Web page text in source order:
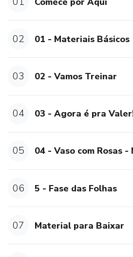
02 01 - Materiais Básicos
03 02 - Vamos Treinar
04 03 - Agora é pra
05 04 - Vaso com Rosas -
06 5 - Fase das Folhas
07 Material para Baixar